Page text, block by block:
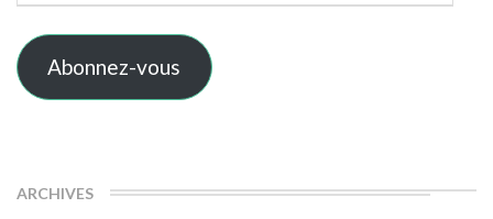
e-
mail
Abonnez-vous
ARCHIVES